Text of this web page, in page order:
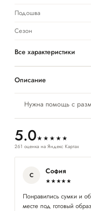
Нужна помощь с
5.0★★★★★
261 оценка на Яндекс Картах
С София
★★★★★
Понравились сумки и
месте под готовый
Подошва
Сезон
Все характеристики
Описание